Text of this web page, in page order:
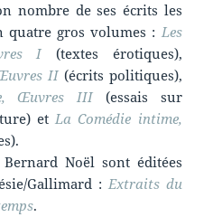
nombre de ses écrits les
quatre gros volumes : Les
I (textes érotiques),
II (écrits politiques),
Œuvres III (essais sur
etLa Comédie intime,
Noël sont éditées
Gallimard : Extraits du
.